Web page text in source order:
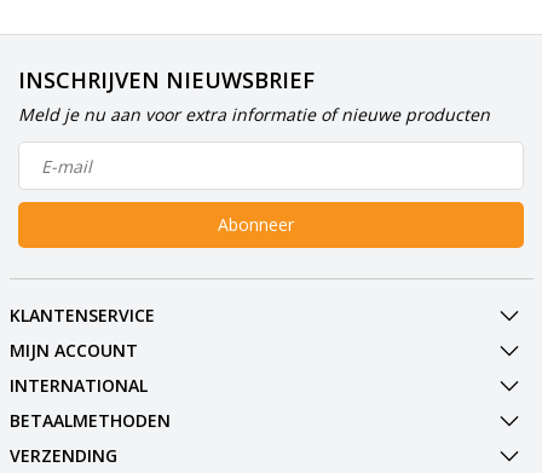
INSCHRIJVEN NIEUWSBRIEF
Meld je nu aan voor extra informatie of nieuwe producten
Abonneer
KLANTENSERVICE
MIJN ACCOUNT
INTERNATIONAL
BETAALMETHODEN
VERZENDING